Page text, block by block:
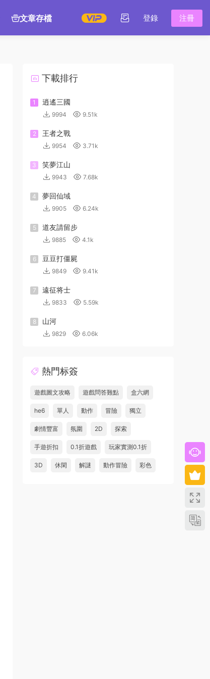
文章存檔 登錄 注冊
下載排行
1 逍遙三國
9994 9.51k
2 王者之戰
9954 3.71k
3 笑夢江山
9943 7.68k
4 夢回仙域
9905 6.24k
5 道友請留步
9885 4.1k
6 豆豆打僵屍
9849 9.41k
7 遠征将士
9833 5.59k
8 山河
9829 6.06k
熱門标簽
遊戲圖文攻略 遊戲問答難點 盒六網
he6 單人 動作 冒險 獨立
劇情豐富 氛圍 2D 探索
手遊折扣 0.1折遊戲 玩家實測0.1折
3D 休閑 解謎 動作冒險 彩色